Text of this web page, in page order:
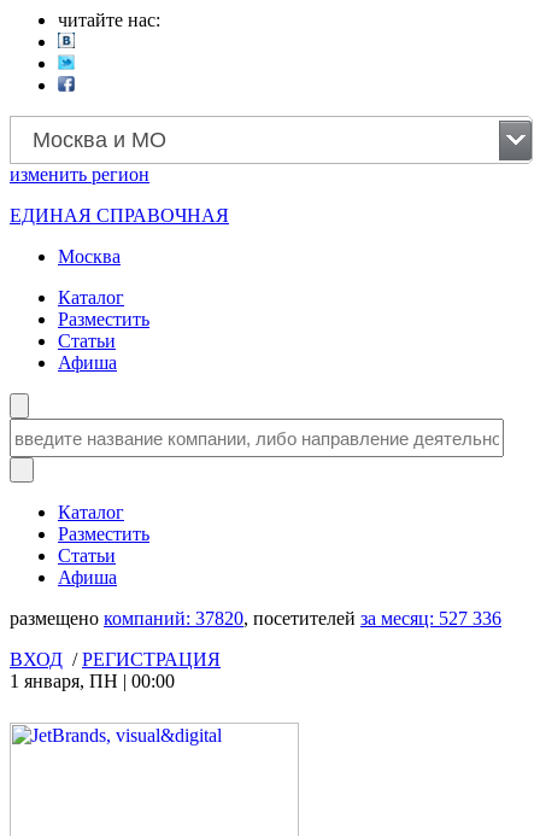
читайте нас:
Москва и МО
изменить регион
ЕДИНАЯ СПРАВОЧНАЯ
Москва
Каталог
Разместить
Статьи
Афиша
Каталог
Разместить
Статьи
Афиша
размещено компаний: 37820, посетителей за месяц: 527 336
ВХОД /РЕГИСТРАЦИЯ
1 января, ПН | 00:00